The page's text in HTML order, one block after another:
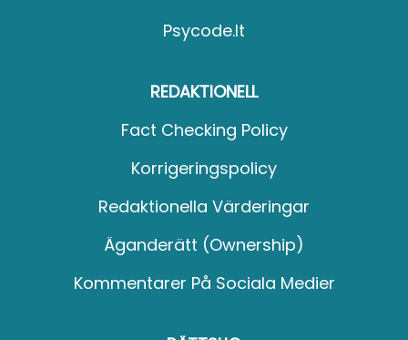
Psycode.it
REDAKTIONELL
Fact Checking Policy
Korrigeringspolicy
Redaktionella Värderingar
Äganderätt (Ownership)
Kommentarer På Sociala Medier